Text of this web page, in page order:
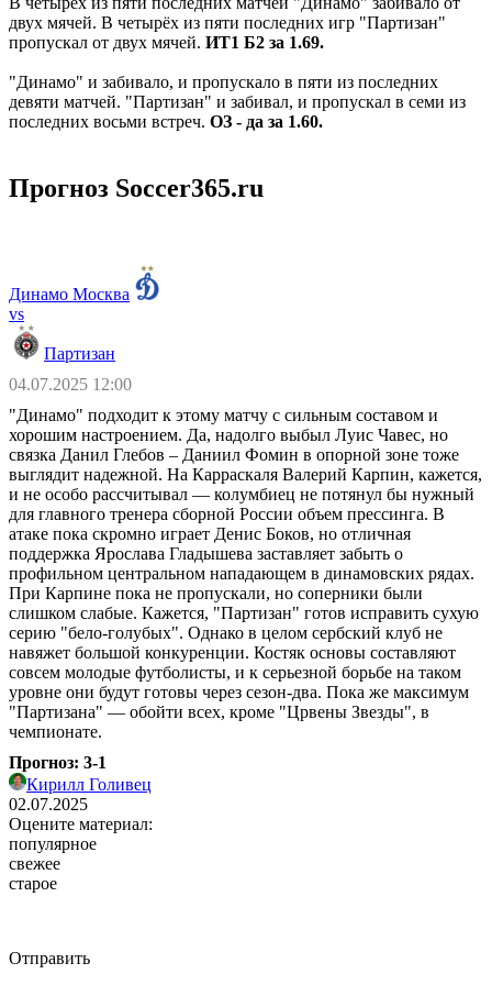
двух мячей. В четырёх из пяти последних игр "Партизан"
пропускал от двух мячей. ИТ1 Б2 за 1.69.
"Динамо" и забивало, и пропускало в пяти из последних
девяти матчей. "Партизан" и забивал, и пропускал в семи из
последних восьми встреч. ОЗ - да за 1.60.
Прогноз Soccer365.ru
Динамо Москва
vs
Партизан
04.07.2025 12:00
"Динамо" подходит к этому матчу с сильным составом и
хорошим настроением. Да, надолго выбыл Луис Чавес, но
связка Данил Глебов – Даниил Фомин в опорной зоне тоже
выглядит надежной. На Карраскаля Валерий Карпин, кажется,
и не особо рассчитывал ― колумбиец не потянул бы нужный
для главного тренера сборной России объем прессинга. В
атаке пока скромно играет Денис Боков, но отличная
поддержка Ярослава Гладышева заставляет забыть о
профильном центральном нападающем в динамовских рядах.
При Карпине пока не пропускали, но соперники были
слишком слабые. Кажется, "Партизан" готов исправить сухую
серию "бело-голубых". Однако в целом сербский клуб не
навяжет большой конкуренции. Костяк основы составляют
совсем молодые футболисты, и к серьезной борьбе на таком
уровне они будут готовы через сезон-два. Пока же максимум
"Партизана" ― обойти всех, кроме "Црвены Звезды", в
чемпионате.
Прогноз: 3-1
Кирилл Голивец
02.07.2025
Оцените материал:
популярное
свежее
старое
Отправить